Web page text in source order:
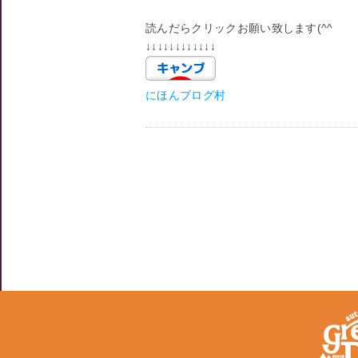
読んだらクリックお願い致します(^^ゞ
↓↓↓↓↓↓↓↓↓↓↓↓
にほんブログ村